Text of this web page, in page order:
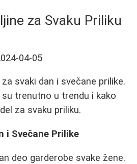
za Svaku Priliku
04-05
svaki dan i svečane prilike.
trenutno u trendu i kako
za svaku priliku.
i Svečane Prilike
deo garderobe svake žene.